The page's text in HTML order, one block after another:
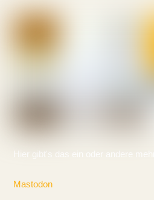
Hier gibt's das ein oder andere mehr:
Mastodon